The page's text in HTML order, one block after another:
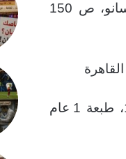
3 – أدوات النظر الاجتهادي المنشود في ضوء الواقع المعاصر، قطب مصطفى سانو، ص 150
5- مقاصد الشريعة والاجتهاد في المغرب الحديث ، إسماعيل الحسيني، ص 18-19، طبعة 1 عام